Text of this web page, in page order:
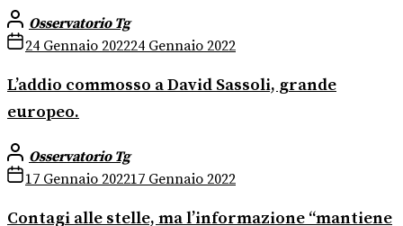
Osservatorio Tg
24 Gennaio 202224 Gennaio 2022
L’addio commosso a David Sassoli, grande
europeo.
Osservatorio Tg
17 Gennaio 202217 Gennaio 2022
Contagi alle stelle, ma l’informazione “mantiene